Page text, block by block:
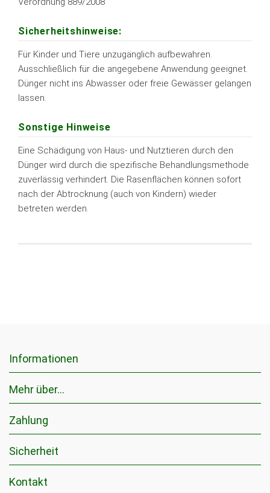
Sicherheitshinweise:
Für Kinder und Tiere unzugänglich aufbewahren.
Ausschließlich für die angegebene Anwendung geeignet.
Dünger nicht ins Abwasser oder freie Gewässer gelangen
lassen.
Sonstige Hinweise
Eine Schädigung von Haus- und Nutztieren durch den
Dünger wird durch die spezifische Behandlungsmethode
zuverlässig verhindert. Die Rasenflächen können sofort
nach der Abtrocknung (auch von Kindern) wieder
betreten werden.
Informationen
Mehr über...
Zahlung
Sicherheit
Kontakt